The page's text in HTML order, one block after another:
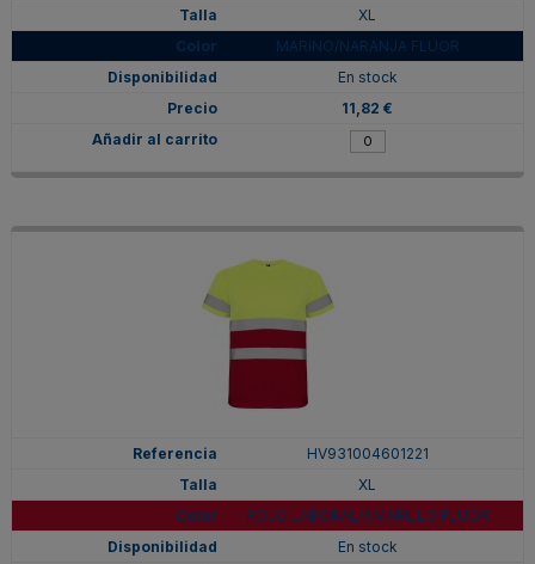
XL
MARINO/NARANJA FLUOR
En stock
11,82 €
HV931004601221
XL
ROJO LABORAL/AMARILLO FLÚOR
En stock